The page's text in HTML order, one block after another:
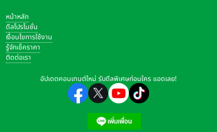
หน้าหลัก
ดีลโปรโมชั่น
เงื่อนไขการใช้งาน
รู้จักเช็คราคา
ติดต่อเรา
อัปเดตคอนเทนต์ใหม่ รับดีลพิเศษก่อนใคร แอดเลย!